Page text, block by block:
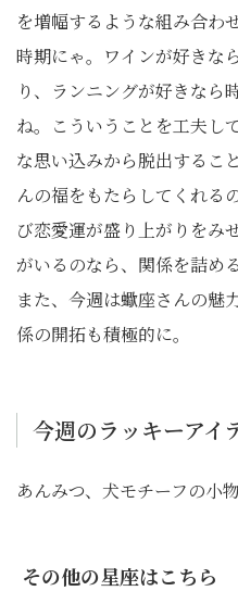
を増幅するような組み合わ
時期にゃ。ワインが好きな
り、ランニングが好きなら
ね。こういうことを工夫し
な思い込みから脱出するこ
んの福をもたらしてくれる
び恋愛運が盛り上がりをみ
がいるのなら、関係を詰め
また、今週は蠍座さんの魅
係の開拓も積極的に。
今週のラッキーアイ
あんみつ、犬モチーフの小物
その他の星座はこちら